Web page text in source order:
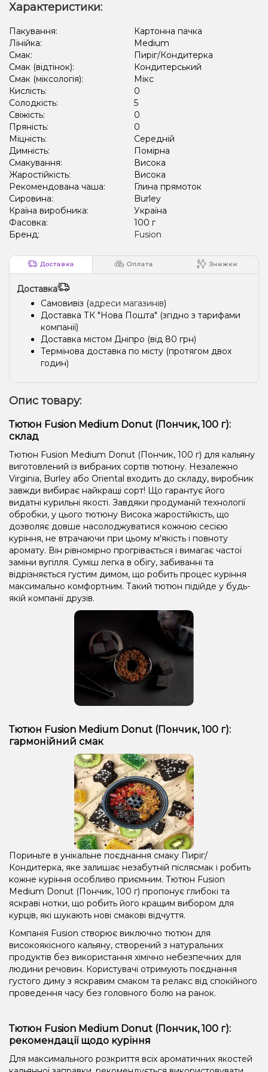
Виноград, Лід/Холодок, Ягоди Кавун, Диня, Лід/Холодок
Ківі, Лід/Холодок, Лимон, Чорниця/Лохина
Грейпфрут, Полуниця, Малина Цукерки, Мультифрукт
Характеристики:
Пакування:
Картонна пачка
Лінійка:
Medium
Смак:
Пиріг/Кондитерка
Смак (відтінок):
Кондитерський
Смак (міксологія):
Мікс
Кислість:
0
Солодкість:
5
Свіжість:
0
Пряність:
0
Міцність:
Середній
Димність:
Помірна
Смакування:
Висока
Жаростійкість:
Висока
Рекомендована чаша:
Глина прямоток
Сировина:
Burley
Країна виробника:
Україна
Фасовка:
100 г
Бренд:
Fusion
Доставка Оплата Знижки
Доставка
Самовивіз (адреси магазинів)
Доставка ТК "Нова Пошта" (згідно з тарифами
компанії)
Доставка містом Дніпро (від 80 грн)
Термінова доставка по місту (протягом двох
годин)
Опис товару:
Тютюн Fusion Medium Donut (Пончик, 100 г):
склад
Тютюн Fusion Medium Donut (Пончик, 100 г) для кальяну
виготовлений із вибраних сортів тютюну. Незалежно
Virginia, Burley або Oriental входить до складу, виробник
завжди вибирає найкращі сорт! Що гарантує його
видатні курильні якості. Завдяки продуманій технології
обробки, у цього тютюну Висока жаростійкість, що
дозволяє довше насолоджуватися кожною сесією
куріння, не втрачаючи при цьому м'якість і повноту
аромату. Він рівномірно прогрівається і вимагає частої
заміни вугілля. Суміш легка в обігу, забиванні та
відрізняється густим димом, що робить процес куріння
максимально комфортним. Такий тютюн підійде у будь-
якій компанії друзів.
Тютюн Fusion Medium Donut (Пончик, 100 г):
гармонійний смак
Пориньте в унікальне поєднання смаку Пиріг/
Кондитерка, яке залишає незабутній післясмак і робить
кожне куріння особливо приємним. Тютюн Fusion
Medium Donut (Пончик, 100 г) пропонує глибокі та
яскраві нотки, що робить його кращим вибором для
курців, які шукають нові смакові відчуття.
Компанія Fusion створює виключно тютюн для
високоякісного кальяну, створений з натуральних
продуктів без використання хімічно небезпечних для
людини речовин. Користувачі отримують поєднання
густого диму з яскравим смаком та релакс від спокійного
проведення часу без головного болю на ранок.
Тютюн Fusion Medium Donut (Пончик, 100 г):
рекомендації щодо куріння
Для максимального розкриття всіх ароматичних якостей